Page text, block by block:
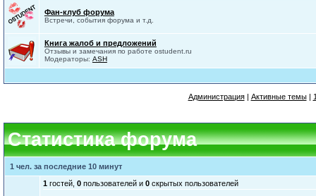
Фан-клуб форума
Встречи, события форума и т.д.
Книга жалоб и предложений
Отзывы и замечания по работе ostudent.ru
Модераторы: ASH
Администрация| Активные темы|
Статистика форума
1 чел. за последние 10 минут
1гостей, 0пользователей и 0скрытых пользователей